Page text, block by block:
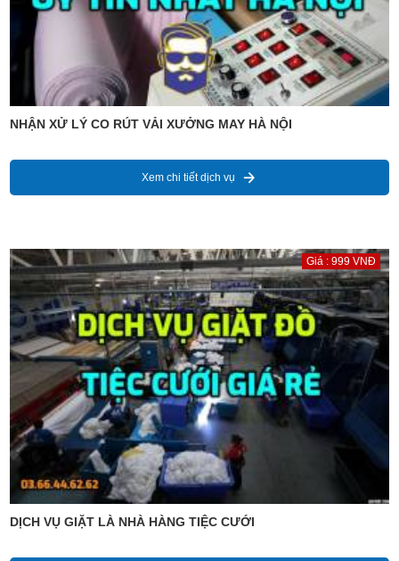
NHẬN XỬ LÝ CO RÚT VẢI XƯỞNG MAY HÀ NỘI
Xem chi tiết dịch vụ
Giá : 999 VNĐ
DỊCH VỤ GIẶT LÀ NHÀ HÀNG TIỆC CƯỚI